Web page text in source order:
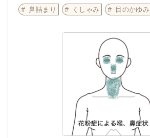
鼻詰まり くしゃみ 目のかゆみ